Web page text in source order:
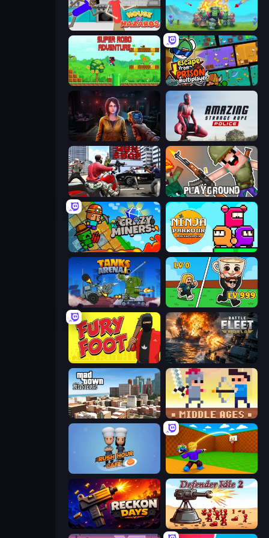
House of Hazards Endless Siege
Super Robo - Adventure Escape From Prison Multiplayer
Survival Zone Zombie Outbreak Amazing Strange Rope Police
Grand Action Simulator: New York Playground
Crazy Miners Ninja Parkour Multiplayer
Tanks Arena io: Craft & Combat Brainrot Arena Online
Fury Foot Battle Fleet World
Mad Town Andreas: Mafia Storie Castle Wars: Middle Ages
Rush Hour Cafe Throw a Lucky Block
Reckon Days Defender Idle 2